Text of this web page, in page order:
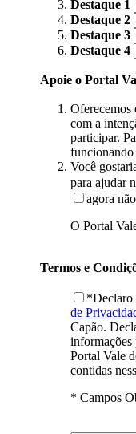
Destaque 1
Destaque 2
Destaque 3
Destaque 4
Apoie o Portal
Oferecemos
com a
participar.
funcionando
Você
para ajudar
agora
O Portal
Termos e
*Declaro
de
Capão.
informações
Portal Vale
contidas
* Campos